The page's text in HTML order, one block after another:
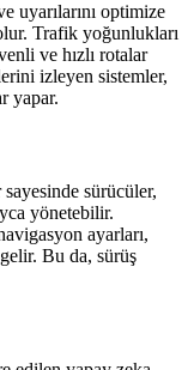
uyarılarını optimize
Trafik yoğunlukları
ve hızlı rotalar
izleyen sistemler,
yapar.
sürücüler,
yönetebilir.
ayarları,
Bu da, sürüş